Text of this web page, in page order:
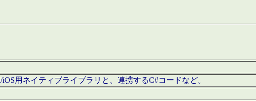
iOS用ネイティブライブラリと、連携するC#コードなど。